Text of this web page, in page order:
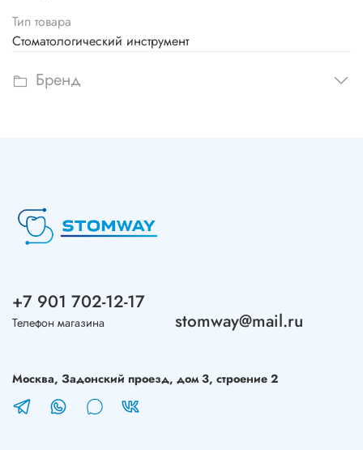
Тип товара
Стоматологический инструмент
Бренд
+7 901 702-12-17
Телефон магазина stomway@mail.ru
Москва, Задонский проезд, дом 3, строение 2